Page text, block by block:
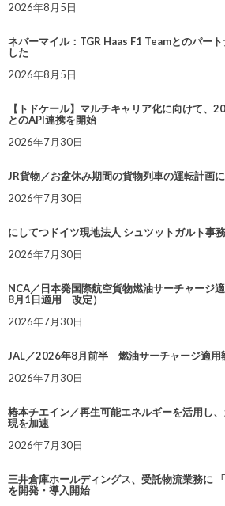
2026年8月5日
ネバーマイル：TGR Haas F1 Teamとのパー
した
2026年8月5日
【トドケール】マルチキャリア化に向けて、
とのAPI連携を開始
2026年7月30日
JR貨物／お盆休み期間の貨物列車の運転計画
2026年7月30日
にしてつドイツ現地法人 シュツットガルト事
2026年7月30日
NCA／日本発国際航空貨物燃油サーチャージ
8月1日適用 改定）
2026年7月30日
JAL／2026年8月前半 燃油サーチャージ適用
2026年7月30日
椿本チエイン／再生可能エネルギーを活用し
現を加速
2026年7月30日
三井倉庫ホールディングス、受託物流業務に
を開発・導入開始